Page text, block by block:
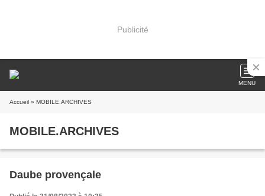
Publicité
MENU
Accueil » MOBILE.ARCHIVES
MOBILE.ARCHIVES
Daube provençale